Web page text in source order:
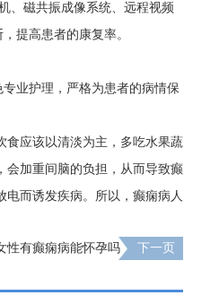
、磁共振成像系统、远程视频
提高患者的康复率。
业护理，严格为患者的病情保
食应该以清淡为主，多吃水果蔬
会加重间脑的负担，从而导致癫
而诱发疾病。所以，癫痫病人
性有癫痫病能怀孕吗 下一页